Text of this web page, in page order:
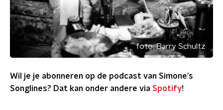
foto:Barry Schultz
Wil je je abonneren op de podcast van Simone's
Songlines? Dat kan onder andere via Spotify!